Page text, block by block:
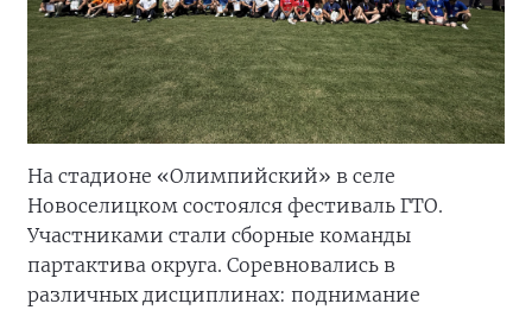
На стадионе «Олимпийский» в селе
Новоселицком состоялся фестиваль ГТО.
Участниками стали сборные команды
партактива округа. Соревновались в
различных дисциплинах: поднимание